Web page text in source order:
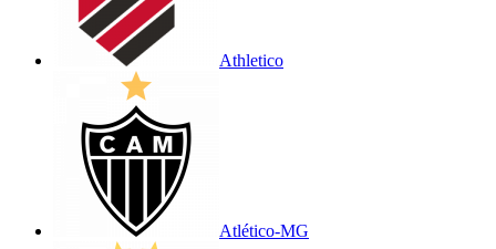
Athletico
Atlético-MG